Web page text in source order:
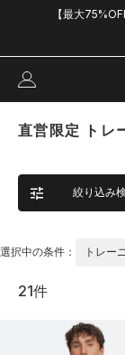
【最大
直営限定 トレ
絞り込み
選択中の条件： トレー
21件